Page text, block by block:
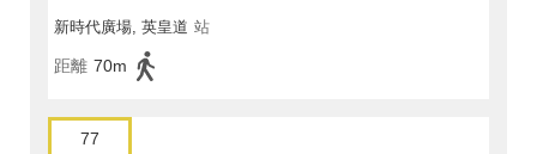
新時代廣場, 英皇道 站
距離 70m
77